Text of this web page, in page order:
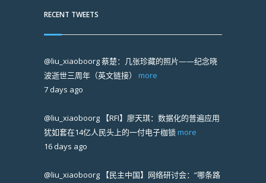
RECENT TWEETS
@liu_xiaoboorg蔡楚：几张珍藏的照片——纪念晓
波逝世三周年（英文链接） more
7 days ago
@liu_xiaoboorg 【RFI】廖天琪：数据化的普遍应用
犹如套在14亿人民头上的一付电子枷锁 more
16 days ago
@liu_xiaoboorg 【民主中国】网络研讨会：“哪条路